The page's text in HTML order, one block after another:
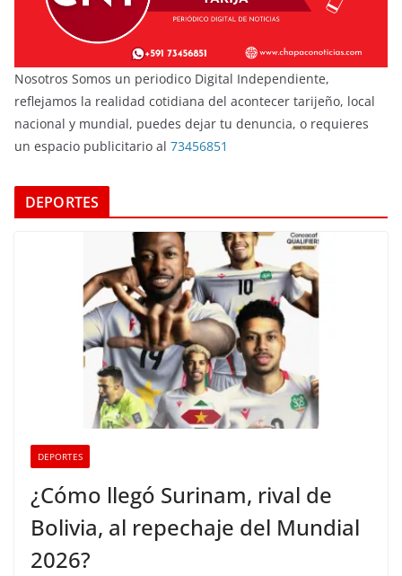
Nosotros Somos un periodico Digital Independiente,
reflejamos la realidad cotidiana del acontecer tarijeño, local
nacional y mundial, puedes dejar tu denuncia, o requieres
un espacio publicitario al 73456851
DEPORTES
DEPORTES
¿Cómo llegó Surinam, rival de
Bolivia, al repechaje del Mundial
2026?